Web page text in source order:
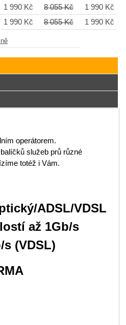
1 990 Kč 8 055 Kč
1 990 Kč
1 990 Kč 8 055 Kč 1 990 Kč
operátorem.
služeb prů různé
totéž i Vám.
ADSL/VDSL
až 1Gb/s
s (VDSL)